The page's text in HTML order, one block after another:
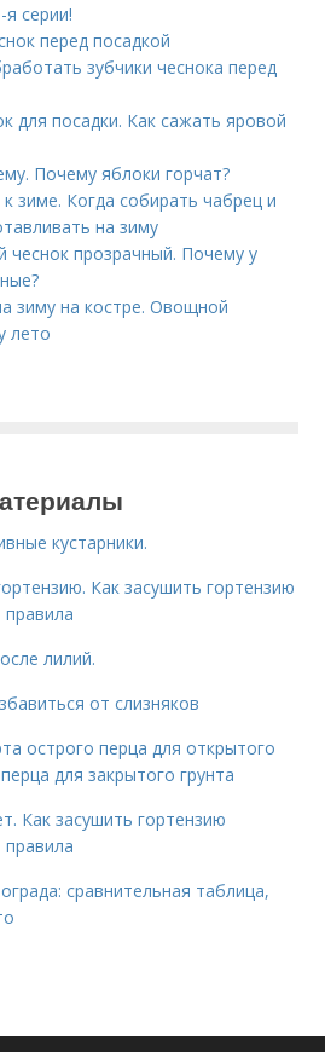
серии!
перед посадкой
зубчики чеснока перед
для посадки. Как сажать яровой
Почему яблоки горчат?
зиме. Когда собирать чабрец и
на зиму
чеснок прозрачный. Почему у
зиму на костре. Овощной
лето
кустарники.
Как засушить гортензию
лилий.
от слизняков
острого перца для открытого
для закрытого грунта
Как засушить гортензию
сравнительная таблица,